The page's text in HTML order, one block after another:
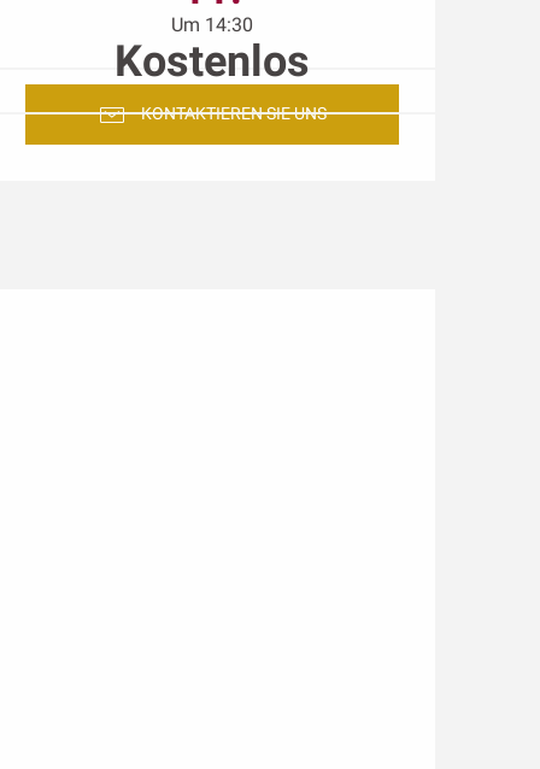
Um 14:30
Kostenlos
KONTAKTIEREN SIE UNS